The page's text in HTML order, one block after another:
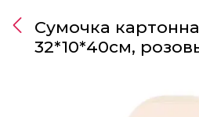
Сумочка
32*10*40см,